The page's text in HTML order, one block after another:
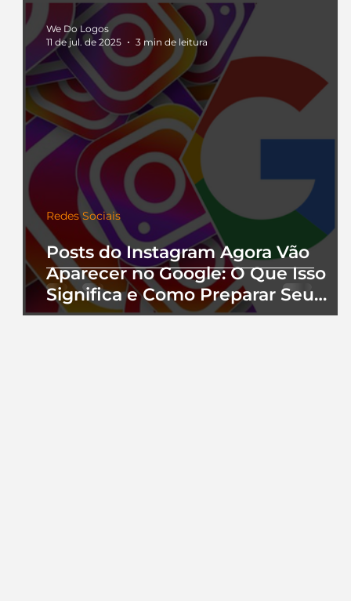
Posts do Instagram Agora Vão
Aparecer no Google: O Que Isso
Significa e Como Preparar Seu
Perfil
Redes Sociais
We Do Logos
11 de jul. de 2025
3 min de leitura